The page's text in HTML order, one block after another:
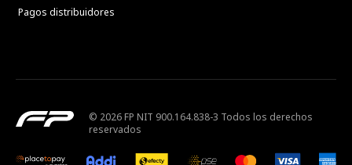
Pagos distribuidores
© 2026 FP NIT 900.164.838-3 Todos los derechos
reservados